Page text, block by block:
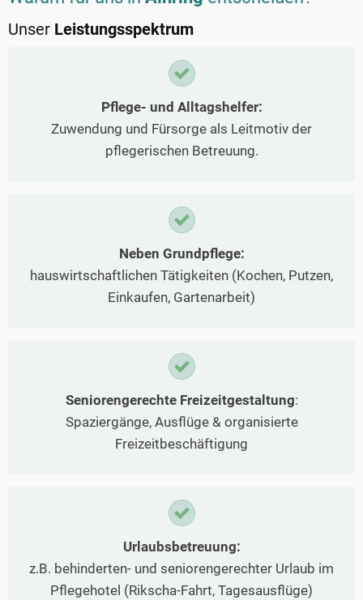
Unser Leistungsspektrum
Pflege- und Alltagshelfer:
Zuwendung und Fürsorge als Leitmotiv der
pflegerischen Betreuung.
Neben Grundpflege:
hauswirtschaftlichen Tätigkeiten (Kochen, Putzen,
Einkaufen, Gartenarbeit)
Seniorengerechte Freizeitgestaltung:
Spaziergänge, Ausflüge & organisierte
Freizeitbeschäftigung
Urlaubsbetreuung:
z.B. behinderten- und seniorengerechter Urlaub im
Pflegehotel (Rikscha-Fahrt, Tagesausflüge)